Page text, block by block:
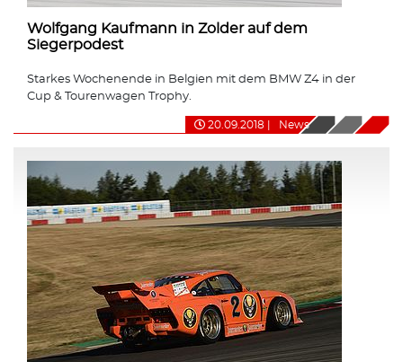
Wolfgang Kaufmann in Zolder auf dem
Siegerpodest
Starkes Wochenende in Belgien mit dem BMW Z4 in der
Cup & Tourenwagen Trophy.
20.09.2018 News